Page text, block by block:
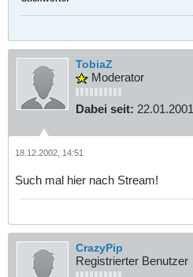
TobiaZ
Moderator
Dabei seit: 22.01.2001
18.12.2002, 14:51
Such mal hier nach Stream!
CrazyPip
Registrierter Benutzer